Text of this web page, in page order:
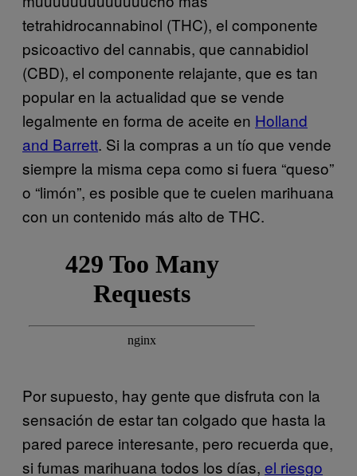
tetrahidrocannabinol (THC), el componente
psicoactivo del cannabis, que cannabidiol
(CBD), el componente relajante, que es tan
popular en la actualidad que se vende
legalmente en forma de aceite en Holland
and Barrett. Si la compras a un tío que vende
siempre la misma cepa como si fuera “queso”
o “limón”, es posible que te cuelen marihuana
con un contenido más alto de THC.
Por supuesto, hay gente que disfruta con la
sensación de estar tan colgado que hasta la
pared parece interesante, pero recuerda que,
si fumas marihuana todos los días, el riesgo